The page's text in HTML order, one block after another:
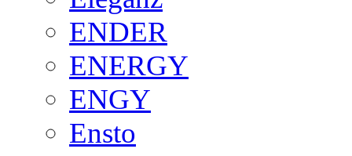
ENDER
ENERGY
ENGY
Ensto